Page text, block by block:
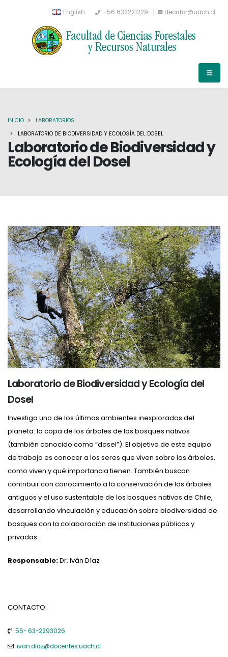
English +56 632221229 decafor@uach.cl
Laboratorio de Biodiversidad y
Ecología del Dosel
INICIO
LABORATORIOS
LABORATORIO DE BIODIVERSIDAD Y ECOLOGÍA DEL DOSEL
Laboratorio de Biodiversidad y Ecología del
Dosel
Investiga uno de los últimos ambientes inexplorados del
planeta: la copa de los árboles de los bosques nativos
(también conocido como “dosel”). El objetivo de este equipo
de trabajo es conocer a los seres que viven sobre los árboles,
como viven y qué importancia tienen. También buscan
contribuir con conocimiento a la conservación de los árboles
antiguos y el uso sustentable de los bosques nativos de Chile,
desarrollando vinculación y educación sobre biodiversidad de
bosques con la colaboración de instituciones públicas y
privadas.
Responsable:Dr. Iván Díaz
CONTACTO:
56- 63-2293026
ivan.diaz@docentes.uach.cl